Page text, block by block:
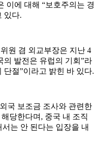
이에 대해 “보호주의는 경
있다.
원 겸 외교부장은 지난 4
의 발전은 유럽의 기회”라
단절”이라고 밝힌 바 있다.
국 보조금 조사와 관련한
당한다며, 중국 내 조직
는 안 된다는 입장을 내